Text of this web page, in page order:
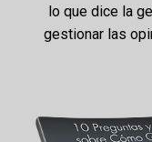
lo que dice la
gestionar las